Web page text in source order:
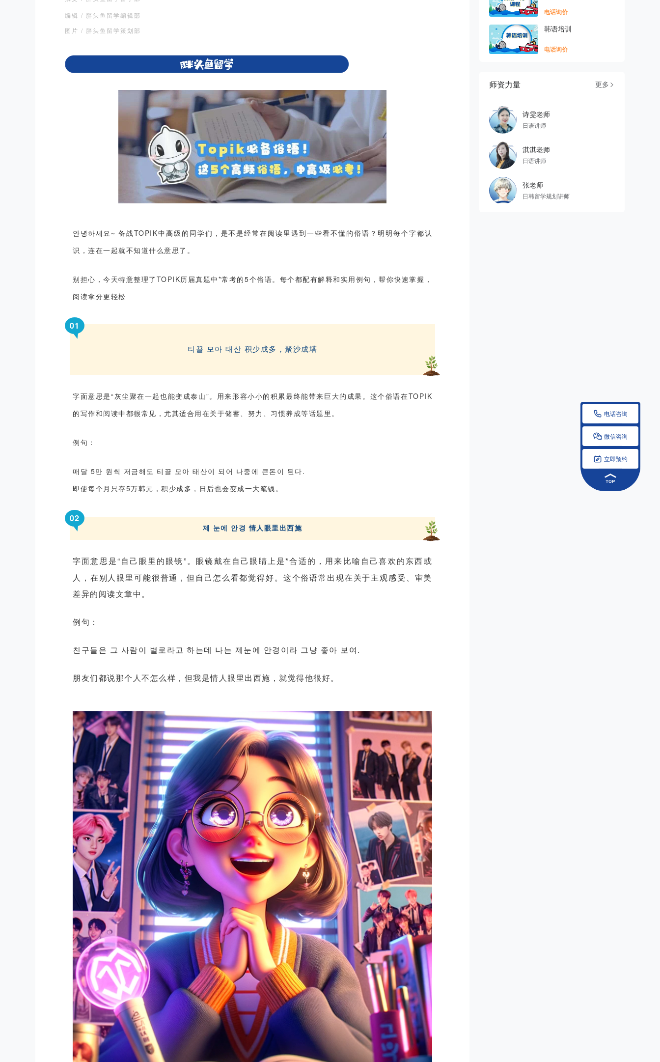
 电话咨询
 微信咨询
 立即预约
编辑 / 胖头鱼留学编辑部
图片 / 胖头鱼留学策划部
안녕하세요 ~ 备战TOPIK中高级的同学们，是不是经常在阅读里遇到一些看不懂的俗语？明明每个字都认
识，连在一起就不知道什么意思了。
别担心，今天特意整理了 TOPIK历届真题中*常考的5个俗语。每个都配有解释和实用例句，帮你快速掌握，
阅读拿分更轻松
01
티끌 모아 태산 积少成多，聚沙成塔
字面意思是“灰尘聚在一起也能变成泰山”。用来形容小小的积累最终能带来巨大的成果。这个俗语在TOPIK
的写作和阅读中都很常见，尤其适合用在关于储蓄、努力、习惯养成等话题里。
例句：
매달 5만 원씩 저금해도 티끌 모아 태산이 되어 나중에 큰돈이 된다.
即使每个月只存5万韩元，积少成多，日后也会变成一大笔钱。
02
제 눈에 안경情人眼里出西施
字面意思是“自己眼里的眼镜”。眼镜戴在自己眼睛上是*合适的，用来比喻自己喜欢的东西或
人，在别人眼里可能很普通，但自己怎么看都觉得好。这个俗语常出现在关于主观感受、审美
差异的阅读文章中。
例句：
친구들은 그 사람이 별로라고 하는데 나는 제눈에 안경이라 그냥 좋아 보여.
朋友们都说那个人不怎么样，但我是情人眼里出西施，就觉得他很好。
电话询价
韩语培训
电话询价
师资力量 更多 
诗雯老师
日语讲师
淇淇老师
日语讲师
张老师
日韩留学规划讲师